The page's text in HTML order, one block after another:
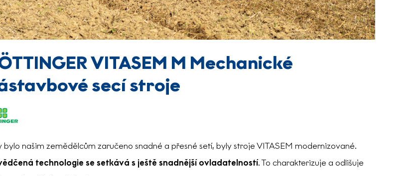
VITASEM M Mechanické
secí stroje
bylo našim zemědělcům zaručeno snadné a přesné setí, byly stroje VITASEM modernizované.
technologie se setkává s ještě snadnější ovladatelností. To charakterizuje a odlišuje